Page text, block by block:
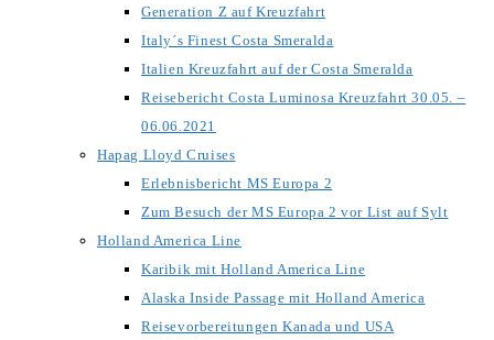
Generation Z auf Kreuzfahrt
Italy´s Finest Costa Smeralda
Italien Kreuzfahrt auf der Costa Smeralda
Reisebericht Costa Luminosa Kreuzfahrt 30.05. –
06.06.2021
Hapag Lloyd Cruises
Erlebnisbericht MS Europa 2
Zum Besuch der MS Europa 2 vor List auf Sylt
Holland America Line
Karibik mit Holland America Line
Alaska Inside Passage mit Holland America
Reisevorbereitungen Kanada und USA